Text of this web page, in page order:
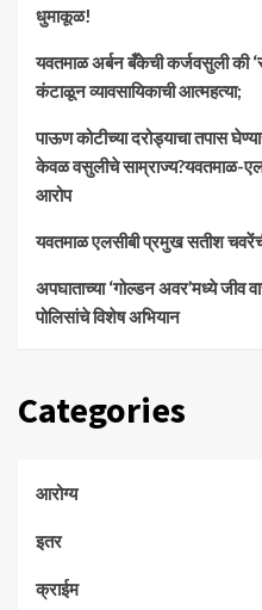
धुमाकूळ!
​यवतमाळ अर्बन बँकेची कर्जवसुली की
कंटाळून व्यावसायिकाची आत्महत्या;
पाऊण कोटीच्या दरोड्याचा तपास
केवळ वसुलीचे साम्राज्य?यवतमाळ-
आरोप
यवतमाळ एलसीबी प्रमुख सतीश
अपघाताच्या ‘गोल्डन अवर’मध्ये जीव
पोलिसांचे विशेष अभियान
Categories
आरोग्य
इतर
क्राईम